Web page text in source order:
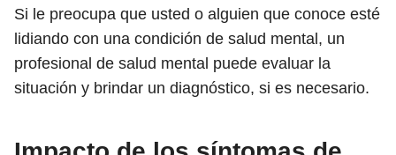
Si le preocupa que usted o alguien que conoce esté
lidiando con una condición de salud mental, un
profesional de salud mental puede evaluar la
situación y brindar un diagnóstico, si es necesario.